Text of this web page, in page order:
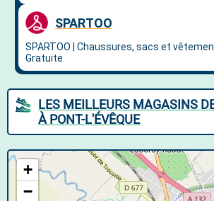
LES MEILLEURS MAGASINS
À PONT-L'ÉVÊQUE
+
−